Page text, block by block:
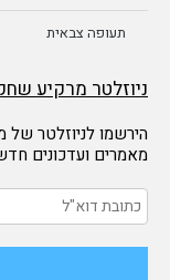
תעופה צבאית
ניוזלטר מרקיע
הירשמו לניוזלטר
מאמרים ועדכונים